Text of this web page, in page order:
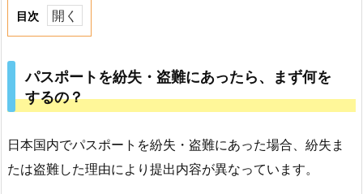
目次
1.
ス
ポ
ト
を
パスポートを紛失・盗難にあったら、まず何を
するの？
日本国内でパスポートを紛失・盗難にあった場合、紛失ま
たは盗難した理由により提出内容が異なっています。